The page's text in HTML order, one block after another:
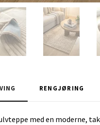
RENGJØRING
med en moderne,